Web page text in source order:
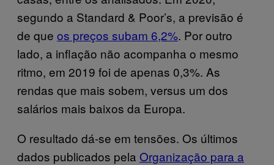
segundo a Standard & Poor’s, a previsão é
de que os preços subam 6,2%. Por outro
lado, a inflação não acompanha o mesmo
ritmo, em 2019 foi de apenas 0,3%. As
rendas que mais sobem, versus um dos
salários mais baixos da Europa.
O resultado dá-se em tensões. Os últimos
dados publicados pela Organização para a